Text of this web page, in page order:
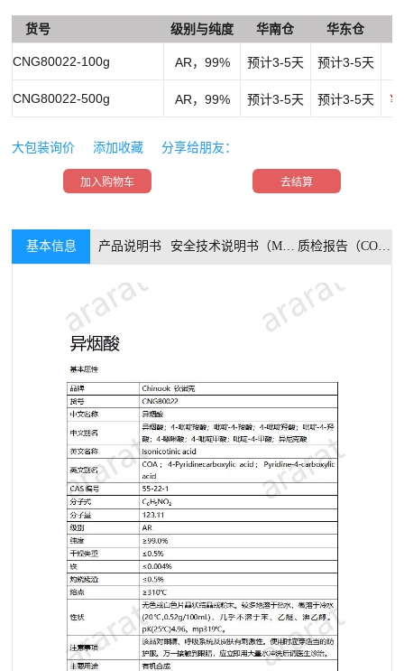
货号 级别与纯度 华南仓 华东仓
CNG80022-100g AR，99% 预计3-5天 预计3-5天
CNG80022-500g AR，99% 预计3-5天 预计3-5天
大包装询价 添加收藏 分享给朋友：
加入购物车 去结算
基本信息 产品说明书 安全技术说明书（MSDS） 质检报告（COA）